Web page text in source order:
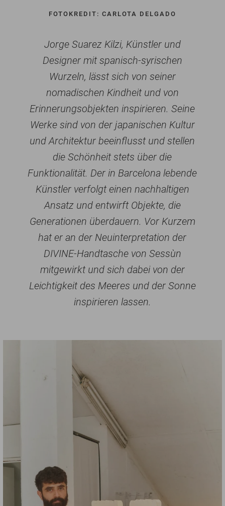
FOTOKREDIT: CARLOTA DELGADO
Jorge Suarez Kilzi, Künstler und
Designer mit spanisch-syrischen
Wurzeln, lässt sich von seiner
nomadischen Kindheit und von
Erinnerungsobjekten inspirieren. Seine
Werke sind von der japanischen Kultur
und Architektur beeinflusst und stellen
die Schönheit stets über die
Funktionalität. Der in Barcelona lebende
Künstler verfolgt einen nachhaltigen
Ansatz und entwirft Objekte, die
Generationen überdauern. Vor Kurzem
hat er an der Neuinterpretation der
DIVINE-Handtasche von Sessùn
mitgewirkt und sich dabei von der
Leichtigkeit des Meeres und der Sonne
inspirieren lassen.